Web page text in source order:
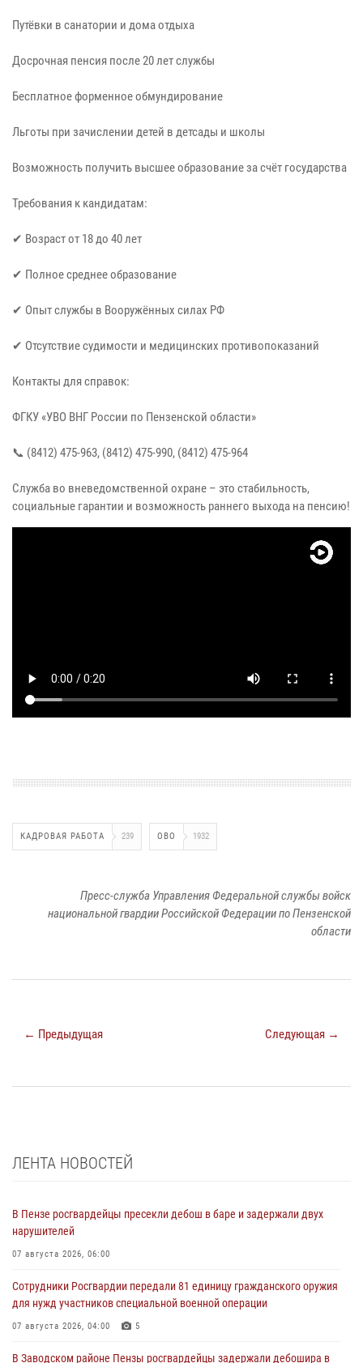
Путёвки в санатории и дома отдыха
Досрочная пенсия после 20 лет службы
Бесплатное форменное обмундирование
Льготы при зачислении детей в детсады и школы
Возможность получить высшее образование за счёт государства
Требования к кандидатам:
✔ Возраст от 18 до 40 лет
✔ Полное среднее образование
✔ Опыт службы в Вооружённых силах РФ
✔ Отсутствие судимости и медицинских противопоказаний
Контакты для справок:
ФГКУ «УВО ВНГ России по Пензенской области»
📞 (8412) 475-963, (8412) 475-990, (8412) 475-964
Служба во вневедомственной охране – это стабильность,
социальные гарантии и возможность раннего выхода на пенсию!
КАДРОВАЯ РАБОТА 239 ОВО 1932
Пресс-служба Управления Федеральной службы войск
национальной гвардии Российской Федерации по Пензенской
области
← Предыдущая Следующая →
ЛЕНТА НОВОСТЕЙ
В Пензе росгвардейцы пресекли дебош в баре и задержали двух
нарушителей
07 августа 2026, 06:00
Сотрудники Росгвардии передали 81 единицу гражданского оружия
для нужд участников специальной военной операции
07 августа 2026, 04:00 5
В Заводском районе Пензы росгвардейцы задержали дебошира в